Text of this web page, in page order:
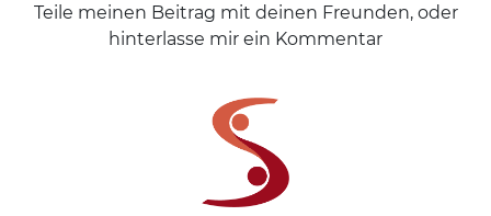
Teile meinen Beitrag mit deinen Freunden, oder
hinterlasse mir ein Kommentar